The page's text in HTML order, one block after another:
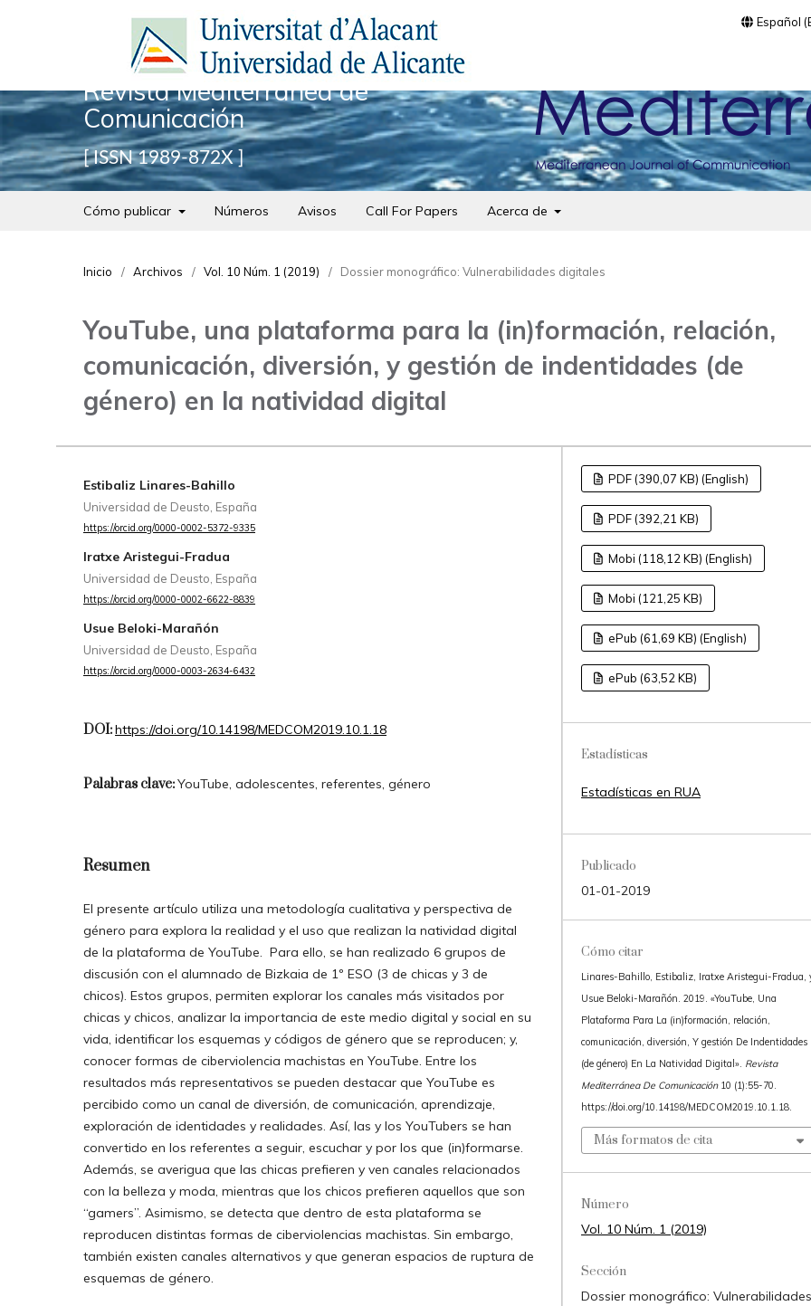
Revista Mediterránea de
Comunicación
ISSN 1989-872X
Cómo publicar Números Avisos Call For Papers Acerca de
Español
Inicio / Archivos / Vol. 10 Núm. 1 (2019) / Dossier monográfico: Vulnerabilidades digitales
YouTube, una plataforma para la (in)formación, relación,
comunicación, diversión, y gestión de indentidades (de
género) en la natividad digital
Estibaliz Linares-Bahillo
Universidad de Deusto, España
https://orcid.org/0000-0002-5372-9335
Iratxe Aristegui-Fradua
Universidad de Deusto, España
https://orcid.org/0000-0002-6622-8839
Usue Beloki-Marañón
Universidad de Deusto, España
https://orcid.org/0000-0003-2634-6432
DOI:https://doi.org/10.14198/MEDCOM2019.10.1.18
Palabras clave:YouTube, adolescentes, referentes, género
Resumen
El presente artículo utiliza una metodología cualitativa y perspectiva de
género para explora la realidad y el uso que realizan la natividad digital
de la plataforma de YouTube. Para ello, se han realizado 6 grupos de
discusión con el alumnado de Bizkaia de 1º ESO (3 de chicas y 3 de
chicos). Estos grupos, permiten explorar los canales más visitados por
chicas y chicos, analizar la importancia de este medio digital y social en su
vida, identificar los esquemas y códigos de género que se reproducen; y,
conocer formas de ciberviolencia machistas en YouTube. Entre los
resultados más representativos se pueden destacar que YouTube es
percibido como un canal de diversión, de comunicación, aprendizaje,
exploración de identidades y realidades. Así, las y los YouTubers se han
convertido en los referentes a seguir, escuchar y por los que (in)formarse.
Además, se averigua que las chicas prefieren y ven canales relacionados
con la belleza y moda, mientras que los chicos prefieren aquellos que son
“gamers”. Asimismo, se detecta que dentro de esta plataforma se
reproducen distintas formas de ciberviolencias machistas. Sin embargo,
también existen canales alternativos y que generan espacios de ruptura de
esquemas de género.
PDF (390,07 KB) (English)
PDF (392,21 KB)
Mobi (118,12 KB) (English)
Mobi (121,25 KB)
ePub (61,69 KB) (English)
ePub (63,52 KB)
Estadísticas
Estadísticas en RUA
Publicado
01-01-2019
Cómo citar
Linares-Bahillo, Estibaliz, Iratxe Aristegui-Fradua,
Usue Beloki-Marañón. 2019. «YouTube, Una
Plataforma Para La (in)formación, relación,
comunicación, diversión, Y gestión De Indentidades
(de género) En La Natividad Digital». Revista
Mediterránea De Comunicación10 (1):55-70.
https://doi.org/10.14198/MEDCOM2019.10.1.18.
Más formatos de cita
Número
Vol. 10 Núm. 1 (2019)
Sección
Dossier monográfico: Vulnerabilidades